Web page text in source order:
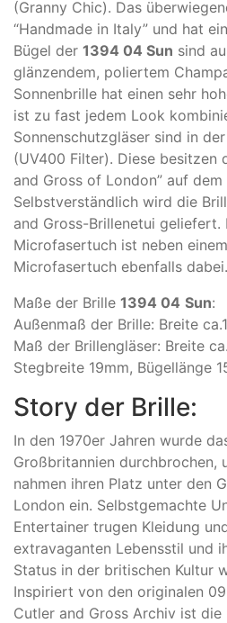
(Granny Chic). Das
“Handmade in Italy” und hat
Bügel der 1394 04 Sun sind
glänzendem, poliertem
Sonnenbrille hat einen sehr
ist zu fast jedem Look
Sonnenschutzgläser sind in der
(UV400 Filter). Diese besitzen
and Gross of London” auf
Selbstverständlich wird die
and Gross-Brillenetui geliefert.
Microfasertuch ist neben
Microfasertuch ebenfalls dabei.
Maße der Brille 1394 04 Sun:
Außenmaß der Brille: Breite
Maß der Brillengläser: Breite
Stegbreite 19mm, Bügellänge
Story der Brille:
In den 1970er Jahren wurde
Großbritannien durchbrochen,
nahmen ihren Platz unter den
London ein. Selbstgemachte
Entertainer trugen Kleidung
extravaganten Lebensstil und
Status in der britischen Kultur
Inspiriert von den originalen
Cutler and Gross Archiv ist